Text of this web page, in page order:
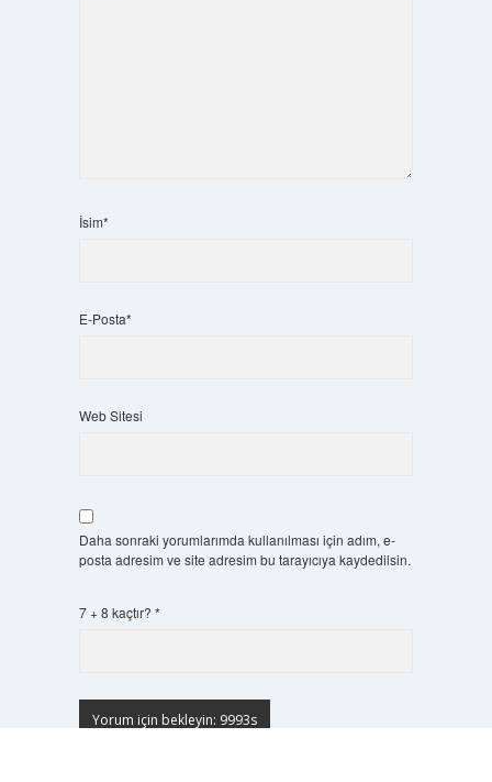
İsim*
E-Posta*
Web Sitesi
Daha sonraki yorumlarımda kullanılması için adım, e-
posta adresim ve site adresim bu tarayıcıya kaydedilsin.
7 + 8 kaçtır? *